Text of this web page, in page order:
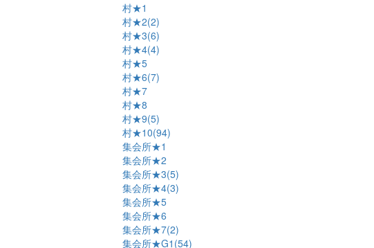
村★1
村★2(2)
村★3(6)
村★4(4)
村★5
村★6(7)
村★7
村★8
村★9(5)
村★10(94)
集会所★1
集会所★2
集会所★3(5)
集会所★4(3)
集会所★5
集会所★6
集会所★7(2)
集会所★G1(54)